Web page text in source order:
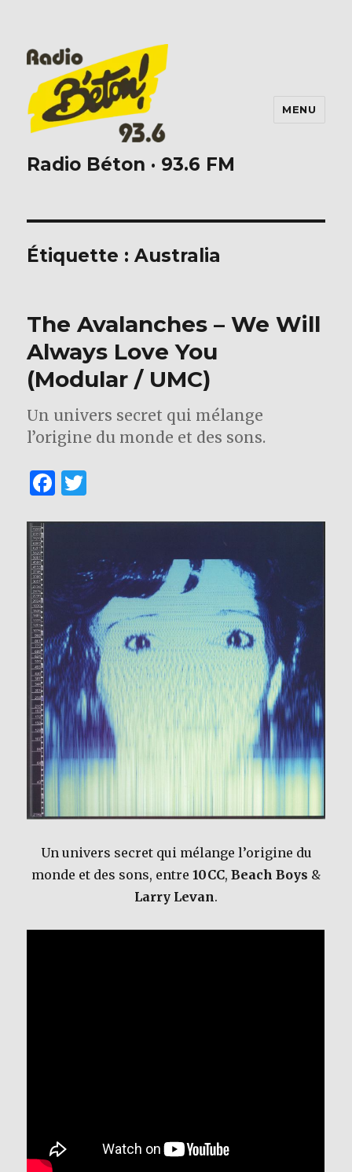
Radio Béton · 93.6 FM
MENU
Étiquette :Australia
The Avalanches – We Will
Always Love You
(Modular / UMC)
Un univers secret qui mélange
l’origine du monde et des sons.
F
o
o
k
te
r
Un univers secret qui mélange l’origine du
monde et des sons, entre 10CC, Beach Boys &
Larry Levan.